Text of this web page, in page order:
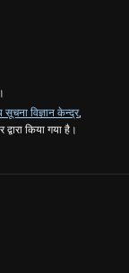
सूचना विज्ञान केन्द्र,
किया गया है।